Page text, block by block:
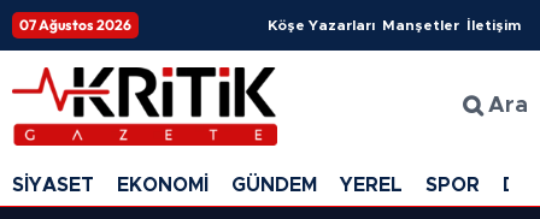
07 Ağustos 2026 Köşe Yazarları Manşetler İletişim
Ara
SİYASET EKONOMİ GÜNDEM YEREL SPOR